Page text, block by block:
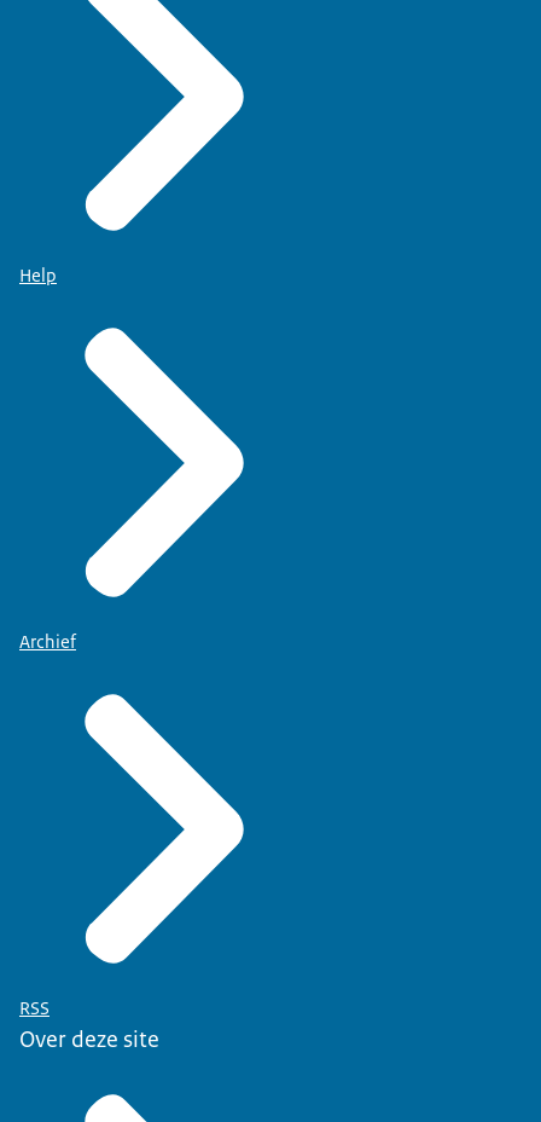
Help
Archief
RSS
Over deze site